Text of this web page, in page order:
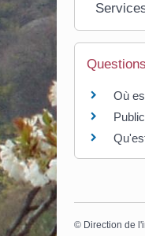
Où
© Direction de